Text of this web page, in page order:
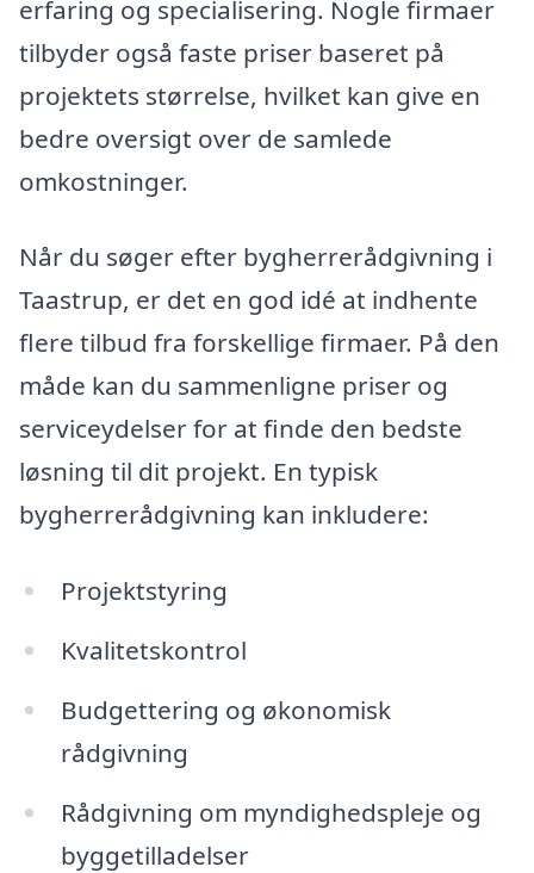
erfaring og specialisering. Nogle firmaer
tilbyder også faste priser baseret på
projektets størrelse, hvilket kan give en
bedre oversigt over de samlede
omkostninger.
Når du søger efter bygherrerådgivning i
Taastrup, er det en god idé at indhente
flere tilbud fra forskellige firmaer. På den
måde kan du sammenligne priser og
serviceydelser for at finde den bedste
løsning til dit projekt. En typisk
bygherrerådgivning kan inkludere:
Projektstyring
Kvalitetskontrol
Budgettering og økonomisk
rådgivning
Rådgivning om myndighedspleje og
byggetilladelser